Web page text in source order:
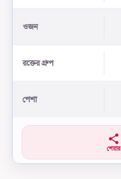
ওজন
রক্তের গ্রুপ
পেশা
শেয়ার